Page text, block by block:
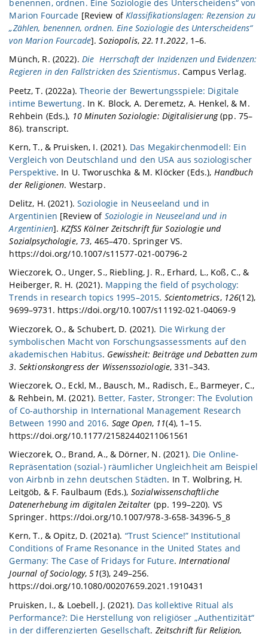
benennen, ordnen. Eine Soziologie des Unterscheidens“ von
Marion Fourcade [Review ofKlassifikationslagen: Rezension zu
„Zählen, benennen, ordnen. Eine Soziologie des Unterscheidens“
von Marion Fourcade].Soziopolis,22.11.2022, 1–6.
Münch, R. (2022). Die Herrschaft der Inzidenzen und Evidenzen:
Regieren in den Fallstricken des Szientismus. Campus Verlag.
Peetz, T. (2022a).Theorie der Bewertungsspiele: Digitale
intime Bewertung. In K. Block, A. Deremetz, A. Henkel, & M.
Rehbein (Eds.), 10 Minuten Soziologie: Digitalisierung(pp. 75–
86). transcript.
Kern, T., & Pruisken, I. (2021). Das Megakirchenmodell: Ein
Vergleich von Deutschland und den USA aus soziologischer
Perspektive. In U. Tworuschka & M. Klöcker (Eds.), Handbuch
der Religionen. Westarp.
Delitz, H. (2021).Soziologie in Neuseeland und in
Argentinien [Review of Soziologie in Neuseeland und in
Argentinien].KZfSS Kölner Zeitschrift für Soziologie und
Sozialpsychologie, 73, 465–470. Springer VS.
https://doi.org/10.1007/s11577-021-00796-2
Wieczorek, O., Unger, S., Riebling, J. R., Erhard, L., Koß, C., &
Heiberger, R. H. (2021). Mapping the field of psychology:
Trends in research topics 1995–2015. Scientometrics, 126(12),
9699–9731. https://doi.org/10.1007/s11192-021-04069-9
Wieczorek, O., & Schubert, D. (2021). Die Wirkung der
symbolischen Macht von Forschungsassessments auf den
akademischen Habitus. Gewissheit: Beiträge und Debatten zum
3. Sektionskongress der Wissenssoziologie, 331–343.
Wieczorek, O., Eckl, M., Bausch, M., Radisch, E., Barmeyer, C.,
& Rehbein, M. (2021). Better, Faster, Stronger: The Evolution
of Co-authorship in International Management Research
Between 1990 and 2016. Sage Open, 11(4), 1–15.
https://doi.org/10.1177/21582440211061561
Wieczorek, O., Brand, A., & Dörner, N. (2021). Die Online-
Repräsentation (sozial-) räumlicher Ungleichheit am Beispiel
von Airbnb in zehn deutschen Städten. In T. Wolbring, H.
Leitgöb, & F. Faulbaum (Eds.), Sozialwissenschaftliche
Datenerhebung im digitalen Zeitalter (pp. 199–220). VS
Springer. https://doi.org/10.1007/978-3-658-34396-5_8
Kern, T., & Opitz, D. (2021a). “Trust Science!” Institutional
Conditions of Frame Resonance in the United States and
Germany: The Case of Fridays for Future.International
Journal of Sociology,51(3), 249–256.
https://doi.org/10.1080/00207659.2021.1910431
Pruisken, I., & Loebell, J. (2021). Das kollektive Ritual als
Performance?: Die Herstellung von religiöser „Authentizität“
in der differenzierten Gesellschaft. Zeitschrift für Religion,